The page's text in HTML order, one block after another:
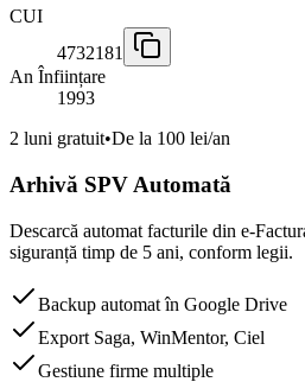
CUI
4732181
An Înființare
1993
2 luni gratuit•De la 100 lei/an
Arhivă SPV Automată
Descarcă automat facturile din e-
siguranță timp de 5 ani, conform legii.
Backup automat în Google Drive
Export Saga, WinMentor, Ciel
Gestiune firme multiple